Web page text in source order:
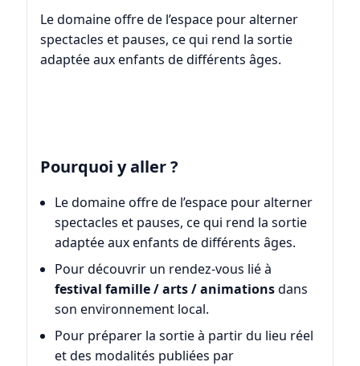
Le domaine offre de l’espace pour alterner
spectacles et pauses, ce qui rend la sortie
adaptée aux enfants de différents âges.
Pourquoi y aller ?
Le domaine offre de l’espace pour alterner
spectacles et pauses, ce qui rend la sortie
adaptée aux enfants de différents âges.
Pour découvrir un rendez-vous lié à
festival famille / arts / animationsdans
son environnement local.
Pour préparer la sortie à partir du lieu réel
et des modalités publiées par